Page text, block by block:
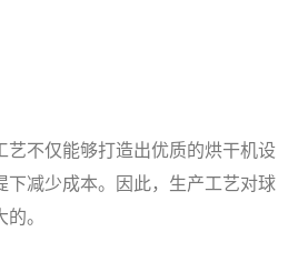
不仅能够打造出优质的烘干机设
下减少成本。因此，生产工艺对球
。